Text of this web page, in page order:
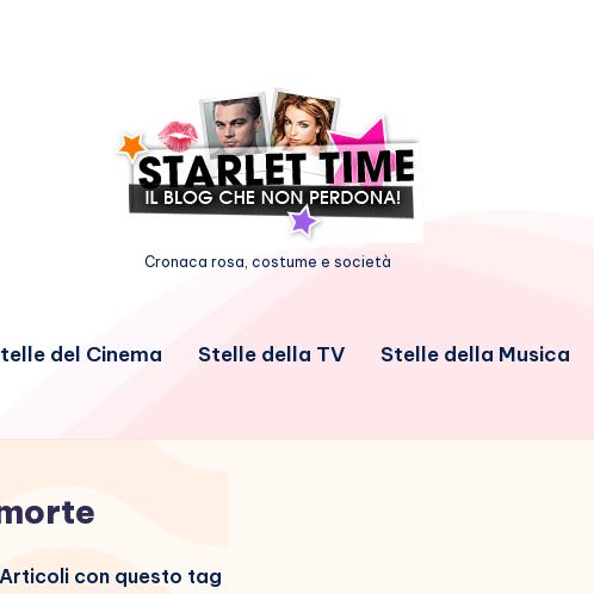
Cronaca rosa, costume e società
del Cinema Stelle della TV Stelle della Musica
con questo tag